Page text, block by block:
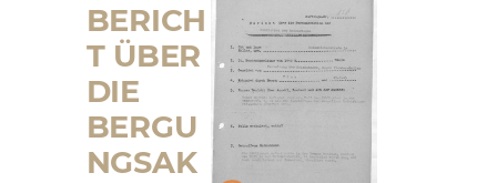
BERICH
T ÜBER
DIE
BERGU
NGSAK